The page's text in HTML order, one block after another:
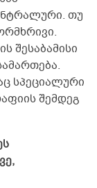
თუ
შესაბამისი
სპეციალური
შემდეგ